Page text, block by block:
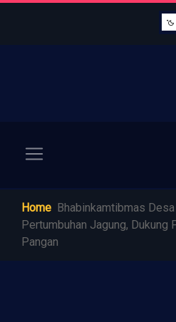
Home Bhabinkamtibmas
Pertumbuhan Jagung, Dukung
Pangan